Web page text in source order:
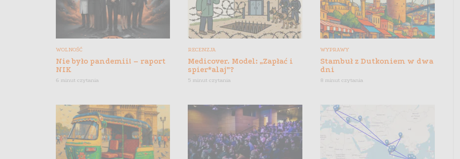
WOLNOŚĆ
Nie było pandemii! – raport
NIK
6 minut czytania
RECENZJA
Medicover. Model: „Zapłać i
spier*alaj”?
5 minut czytania
WYPRAWY
Stambuł z Dutkoniem w dwa
dni
8 minut czytania